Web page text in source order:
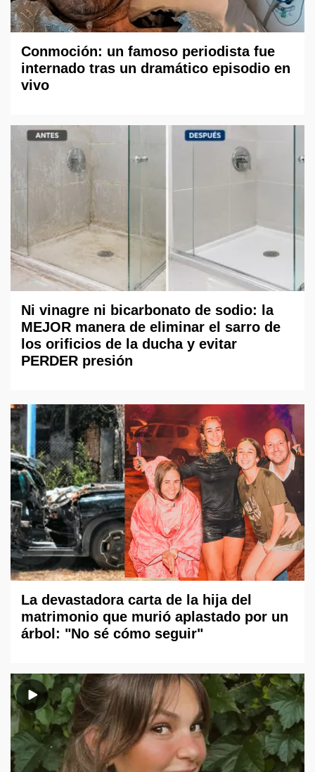
Conmoción: un famoso periodista fue
internado tras un dramático episodio en
vivo
Ni vinagre ni bicarbonato de sodio: la
MEJOR manera de eliminar el sarro de
los orificios de la ducha y evitar
PERDER presión
La devastadora carta de la hija del
matrimonio que murió aplastado por un
árbol: "No sé cómo seguir"